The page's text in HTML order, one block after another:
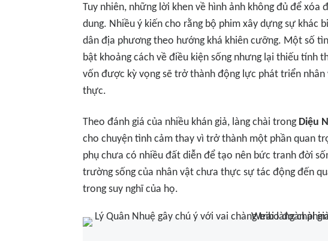
Tuy nhiên, những lời khen về hình ảnh không đủ để xóa
dung. Nhiều ý kiến cho rằng bộ phim xây dựng sự khác
dân địa phương theo hướng khá khiên cưỡng. Một số
bật khoảng cách về điều kiện sống nhưng lại thiếu tính
vốn được kỳ vọng sẽ trở thành động lực phát triển
thực.
Theo đánh giá của nhiều khán giả, làng chài trong Diệu
cho chuyện tình cảm thay vì trở thành một phần quan
phụ chưa có nhiều đất diễn để tạo nên bức tranh đời
trường sống của nhân vật chưa thực sự tác động đến
trong suy nghĩ của họ.